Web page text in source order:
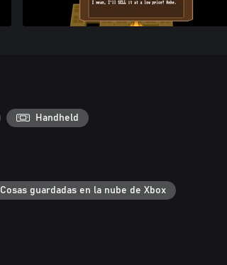
Handheld
Cosas guardadas en la nube de Xbox